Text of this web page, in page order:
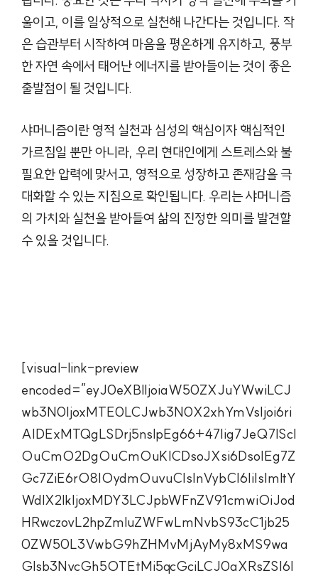
울이고, 이를 일상적으로 실천해 나간다는 것입니다. 작
은 습관부터 시작하여 마음을 평온하게 유지하고, 풍부
한 자연 속에서 태어난 에너지를 받아들이는 것이 좋은
출발점이 될 것입니다.
샤머니즘이란 영적 실천과 심성의 핵심이자 핵심적인
가르침일 뿐만 아니라, 우리 현대인에게 스트레스와 불
필요한 압력에 맞서고, 영적으로 성장하고 존재감을 극
대화할 수 있는 지침으로 확인됩니다. 우리는 샤머니즘
의 가치와 실천을 받아들여 삶의 진정한 의미를 발견할
수 있을 것입니다.
[visual-link-preview
encoded=”eyJ0eXBlIjoiaW50ZXJuYWwiLCJ
wb3N0IjoxMTE0LCJwb3N0X2xhYmVsIjoi6ri
AIDExMTQgLSDrj5nslpEg66+47Iig7JeQ7IScI
OuCmO2DgOuCmOuKlCDsoJXsi6DsoIEg7Z
Gc7ZiE6rO8IOydmOuvuCIsInVybCI6IiIsImltY
WdlX2lkIjoxMDY3LCJpbWFnZV91cmwiOiJod
HRwczovL2hpZmluZWFwLmNvbS93cC1jb25
0ZW50L3VwbG9hZHMvMjAyMy8xMS9wa
Glsb3NvcGh5OTEtMi5qcGciLCJ0aXRsZSI6I